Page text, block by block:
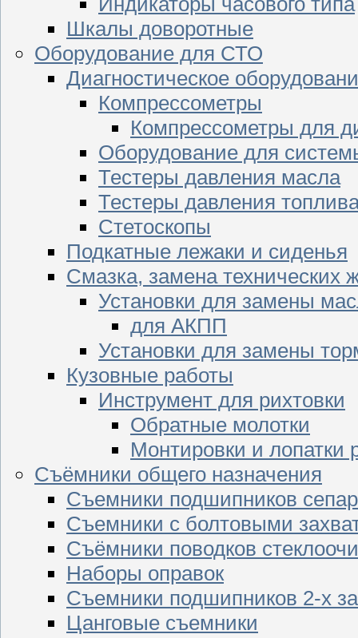
Шкалы доворотные
Оборудование для СТО
Диагностическое
Компрессометры
Компрессометры для
Оборудование для
Тестеры давления масла
Тестеры давления
Стетоскопы
Подкатные лежаки и сиденья
Смазка, замена технических
Установки для замены
для АКПП
Установки для замены
Кузовные работы
Инструмент для рихтовки
Обратные молотки
Монтировки и лопатки
Съёмники общего назначения
Съемники подшипников
Съемники с болтовыми
Съёмники поводков
Наборы оправок
Съемники подшипников 2-х
Цанговые съемники